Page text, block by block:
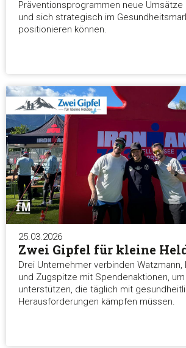
Präventionsprogrammen neue
und sich strategisch im
positionieren können.
25.03.2026
Zwei Gipfel für kleine
Drei Unternehmer verbinden Watzmann,
und Zugspitze mit Spendenaktionen,
unterstützen, die täglich mit
Herausforderungen kämpfen müssen.